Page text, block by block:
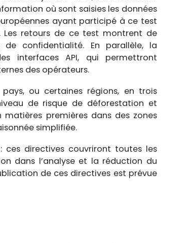
où sont saisies les données
ayant participé à ce test
retours de ce test montrent de
de confidentialité. En parallèle, la
interfaces API, qui permettront
des opérateurs.
ou certaines régions, en trois
de risque de déforestation et
premières dans des zones
simplifiée.
directives couvriront toutes les
dans l’analyse et la réduction du
de ces directives est prévue